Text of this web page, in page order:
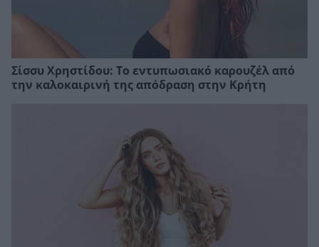
Σίσσυ Χρηστίδου: Το εντυπωσιακό καρουζέλ από
την καλοκαιρινή της απόδραση στην Κρήτη